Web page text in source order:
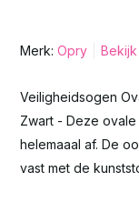
Merk: Opry
Veiligheidsogen
Zwart - Deze
helemaaal af. De
vast met de